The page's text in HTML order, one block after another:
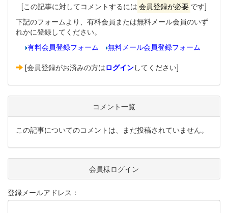
[この記事に対してコメントするには 会員登録が必要 です]
下記のフォームより、有料会員または無料メール会員のいず
れかに登録してください。
有料会員登録フォーム
無料メール会員登録フォーム
[会員登録がお済みの方はログインしてください]
コメント一覧
この記事についてのコメントは、まだ投稿されていません。
会員様ログイン
登録メールアドレス：